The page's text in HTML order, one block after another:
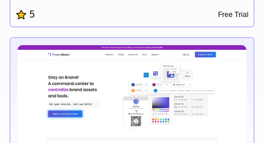
信息CRM等AI驅動功能,幫助增強客戶體驗,提高轉化率,並高效地
擴展業務。
5 Free Trial